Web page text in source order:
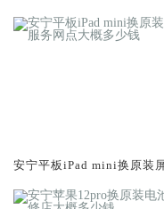
安宁平板iPad mini换原装